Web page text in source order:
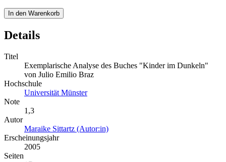
In den Warenkorb
Details
Titel
Exemplarische Analyse des Buches "Kinder im Dunkeln"
von Julio Emilio Braz
Hochschule
Universität Münster
Note
1,3
Autor
Maraike Sittartz (Autor:in)
Erscheinungsjahr
2005
Seiten